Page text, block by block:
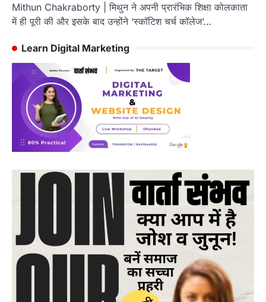
Mithun Chakraborty | मिथुन ने अपनी प्रारंभिक शिक्षा कोलकाता
में ही पूरी की और इसके बाद उन्होंने ‘स्कॉटिश चर्च कॉलेज’…
Learn Digital Marketing